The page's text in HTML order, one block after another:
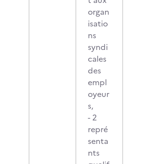
organ
isatio
ns
syndi
cales
des
empl
oyeur
s,
- 2
repré
senta
nts